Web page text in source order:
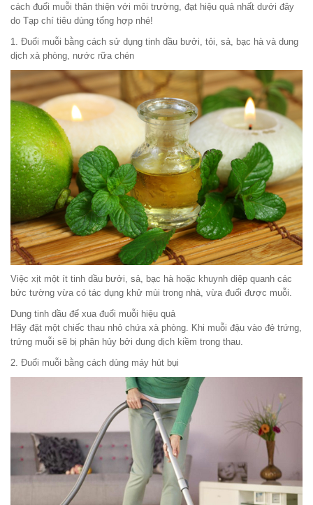
cách đuổi muỗi thân thiện với môi trường, đạt hiệu quả nhất dưới đây
do Tạp chí tiêu dùng tổng hợp nhé!
1. Đuổi muỗi bằng cách sử dụng tinh dầu bưởi, tỏi, sả, bạc hà và dung
dịch xà phòng, nước rữa chén
Việc xịt một ít tinh dầu bưởi, sả, bạc hà hoặc khuynh diệp quanh các
bức tường vừa có tác dụng khử mùi trong nhà, vừa đuổi được muỗi.
Dung tinh dầu để xua đuổi muỗi hiệu quả
Hãy đặt một chiếc thau nhỏ chứa xà phòng. Khi muỗi đậu vào đẻ trứng,
trứng muỗi sẽ bị phân hủy bởi dung dịch kiềm trong thau.
2. Đuổi muỗi bằng cách dùng máy hút bụi